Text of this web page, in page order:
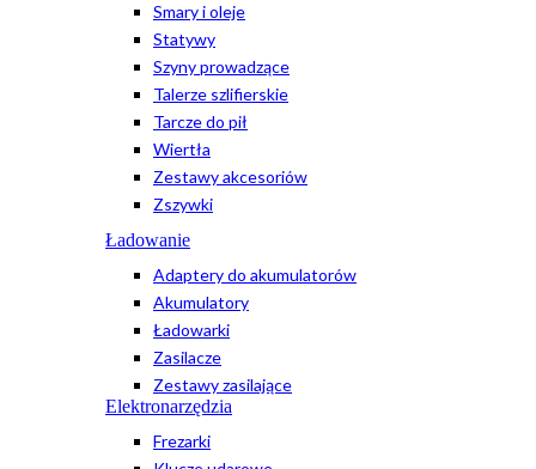
Smary i oleje
Statywy
Szyny prowadzące
Talerze szlifierskie
Tarcze do pił
Wiertła
Zestawy akcesoriów
Zszywki
Ładowanie
Adaptery do akumulatorów
Akumulatory
Ładowarki
Zasilacze
Zestawy zasilające
Elektronarzędzia
Frezarki